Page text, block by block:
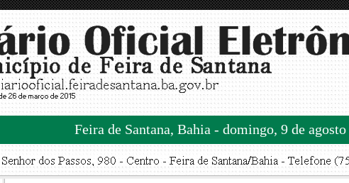
Feira de Santana, Bahia - domingo, 9 de